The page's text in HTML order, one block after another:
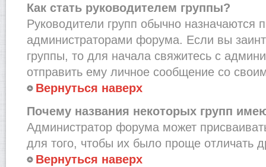
Как стать руководителем группы?
Руководители групп обычно назначаются
администраторами форума. Если вы
группы, то для начала свяжитесь с
отправить ему личное сообщение со
Вернуться наверх
Почему названия некоторых групп
Администратор форума может
для того, чтобы их было проще отличать
Вернуться наверх